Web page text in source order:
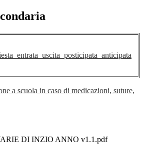
a scuola in caso di medicazioni, suture,
DI INZIO ANNO v1.1.pdf